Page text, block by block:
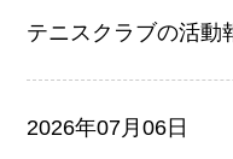
テニスクラブの活動
2026年07月06日